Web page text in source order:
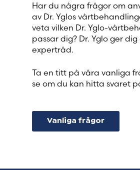
Har du några frågor om
av Dr. Yglos
veta vilken Dr. Yglo-
passar dig? Dr. Yglo ger
expertråd.
Ta en titt på våra vanliga
se om du kan hitta svaret
Vanliga frågor